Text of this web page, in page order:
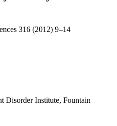
316 (2012) 9–14
Disorder Institute, Fountain